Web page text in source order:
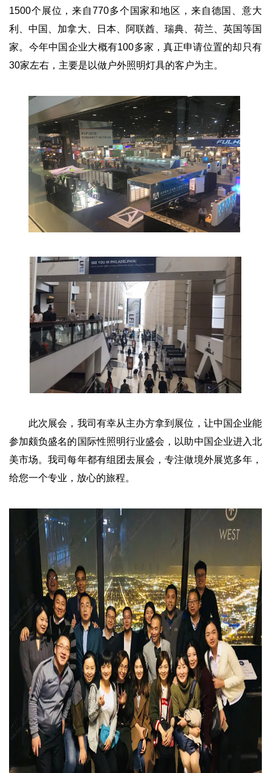
1500个展位，来自770多个国家和地区，来自德国、意大
利、中国、加拿大、日本、阿联酋、瑞典、荷兰、英国等国
家。今年中国企业大概有100多家，真正申请位置的却只有
30家左右，主要是以做户外照明灯具的客户为主。
此次展会，我司有幸从主办方拿到展位，让中国企业能
参加颇负盛名的国际性照明行业盛会，以助中国企业进入北
美市场。我司每年都有组团去展会，专注做境外展览多年，
给您一个专业，放心的旅程。